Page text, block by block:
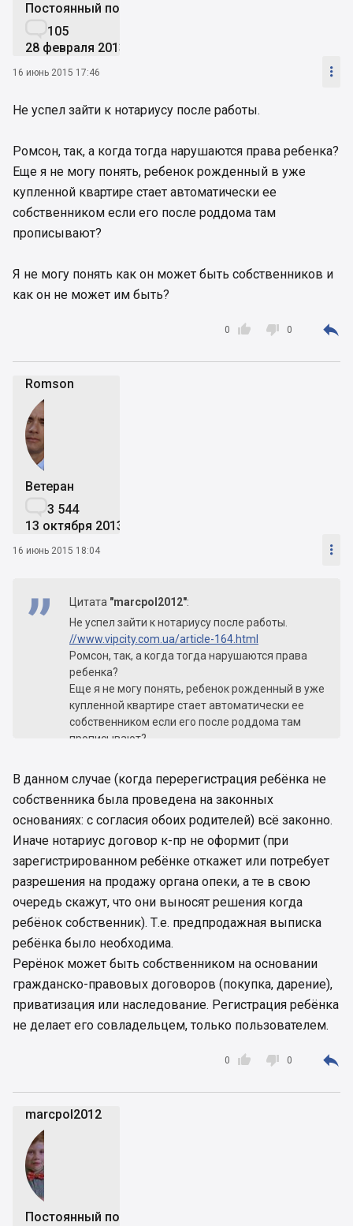
Постоянный пользователь
105
28 февраля 2013
16 июнь 2015 17:46 
Не успел зайти к нотариусу после работы.
Ромсон, так, а когда тогда нарушаются права ребенка?
Еще я не могу понять, ребенок рожденный в уже
купленной квартире стает автоматически ее
собственником если его после роддома там
прописывают?
Я не могу понять как он может быть собственников и
как он не может им быть?

0  0 
Romson
Ветеран
3 544
13 октября 2013
16 июнь 2015 18:04 
Цитата "marcpol2012":
Не успел зайти к нотариусу после работы.
//www.vipcity.com.ua/article-164.html
Ромсон, так, а когда тогда нарушаются права
ребенка?
Еще я не могу понять, ребенок рожденный в уже
купленной квартире стает автоматически ее
собственником если его после роддома там
прописывают?
собственников и как он не может им быть?
В данном случае (когда перерегистрация ребёнка не
собственника была проведена на законных
основаниях: с согласия обоих родителей) всё законно.
Иначе нотариус договор к-пр не оформит (при
зарегистрированном ребёнке откажет или потребует
разрешения на продажу органа опеки, а те в свою
очередь скажут, что они выносят решения когда
ребёнок собственник). Т.е. предпродажная выписка
ребёнка было необходима.
Рерёнок может быть собственником на основании
гражданско-правовых договоров (покупка, дарение),
приватизация или наследование. Регистрация ребёнка
не делает его совладельцем, только пользователем.

0  0 
marcpol2012
Постоянный пользователь